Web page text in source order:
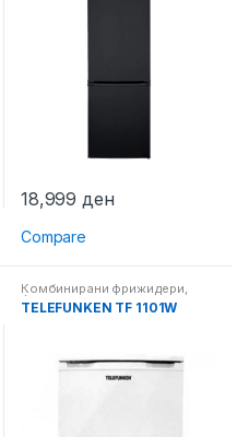
18,999ден
Compare
Комбинирани фрижидери
Фрижидери
TELEFUNKEN TF 1101W